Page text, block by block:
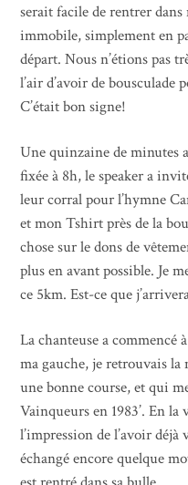
serait facile de rentrer
immobile, simplement en
départ. Nous n’étions pas
l’air d’avoir de
C’était bon signe!
Une quinzaine de minutes
fixée à 8h, le speaker a
leur corral pour l’hymne
et mon Tshirt près de la
chose sur le dons de
plus en avant possible. Je
ce 5km. Est-ce que
La chanteuse a commencé
ma gauche, je retrouvais la
une bonne course, et qui
Vainqueurs en 1983’. En la
l’impression de l’avoir
échangé encore quelque